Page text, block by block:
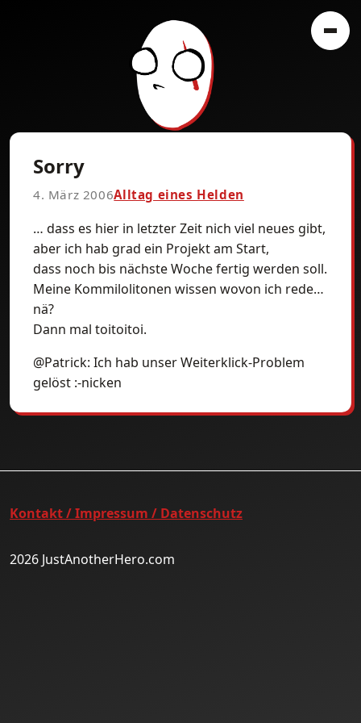
Sorry
4. März 2006Alltag eines Helden
… dass es hier in letzter Zeit nich viel neues gibt,
aber ich hab grad ein Projekt am Start,
dass noch bis nächste Woche fertig werden soll.
Meine Kommilolitonen wissen wovon ich rede…
nä?
Dann mal toitoitoi.
@Patrick: Ich hab unser Weiterklick-Problem
gelöst :-nicken
Kontakt / Impressum / Datenschutz
2026 JustAnotherHero.com